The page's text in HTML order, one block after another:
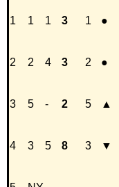
1 1 1 3 1 ●
2 2 4 3 2 ●
3 5 - 2 5 ▲
4 3 5 8 3 ▼